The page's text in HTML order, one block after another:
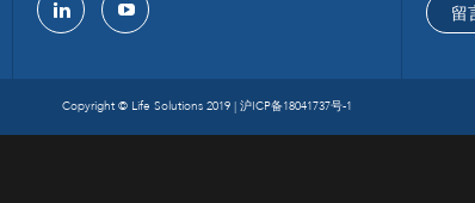
留
Copyright © Life Solutions 2019 | 沪ICP备18041737号-1